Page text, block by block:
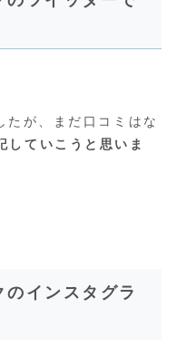
が、まだ口コミはな
していこうと思いま
インスタグラ